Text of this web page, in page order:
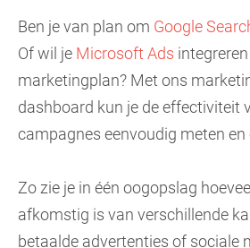
Ben je van plan om Google
Of wil je Microsoft Ads
marketingplan? Met ons
dashboard kun je de effectiviteit
campagnes eenvoudig meten en
Zo zie je in één oogopslag
afkomstig is van verschillende
betaalde advertenties of sociale